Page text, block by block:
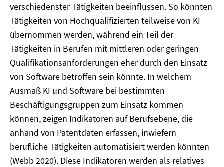
verschiedenster Tätigkeiten beeinflussen. So könnten
Tätigkeiten von Hochqualifizierten teilweise von KI
übernommen werden, während ein Teil der
Tätigkeiten in Berufen mit mittleren oder geringen
Qualifikationsanforderungen eher durch den Einsatz
von Software betroffen sein könnte. In welchem
Ausmaß KI und Software bei bestimmten
Beschäftigungsgruppen zum Einsatz kommen
können, zeigen Indikatoren auf Berufsebene, die
anhand von Patentdaten erfassen, inwiefern
berufliche Tätigkeiten automatisiert werden könnten
(Webb 2020). Diese Indikatoren werden als relatives